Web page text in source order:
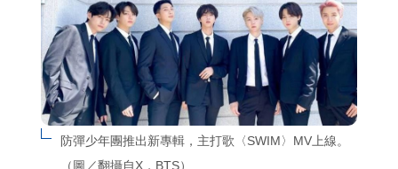
防彈少年團推出新專輯，主打歌〈SWIM〉MV上線。
（圖／翻攝自X，BTS）